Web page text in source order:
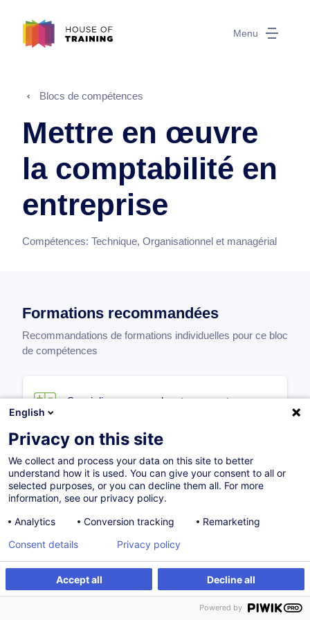
Menu
Blocs de compétences
Mettre en œuvre
la comptabilité en
entreprise
Compétences: Technique, Organisationnel et managérial
Formations recommandées
Recommandations de formations individuelles pour ce bloc
de compétences
Savoir lire, comprendre et argumenter sur
pertes
FR
505,00EUR
10.12.2026 14H
Formation présentielle
Organisation et procédures comptables des
English
Privacy on this site
We collect and process your data on this site to better
understand how it is used. You can give your consent to all or
selected purposes, or you can decline them all. For more
information, see our privacy policy.
Analytics
Conversion tracking Remarketing
Accept all Decline all
Consent details Privacy policy
Powered by